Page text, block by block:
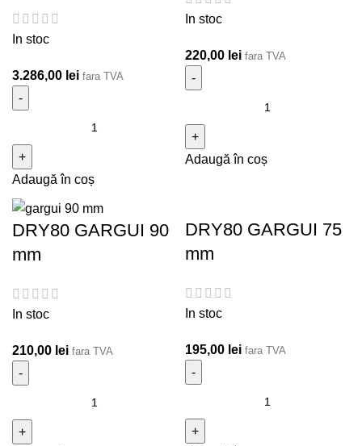
In stoc
3.286,00 lei fara TVA
Cantitate Membrana DRY120 30ml 45mp
Adaugă în coș
In stoc
220,00 lei fara TVA
Cantitate DRY80 GARGUI
Adaugă în coș
DRY80 GARGUI 90
mm
In stoc
210,00 lei fara TVA
Cantitate DRY80 GARGUI 90 mm
DRY80 GARGUI 75
mm
In stoc
195,00 lei fara TVA
Cantitate DRY80 GARGUI